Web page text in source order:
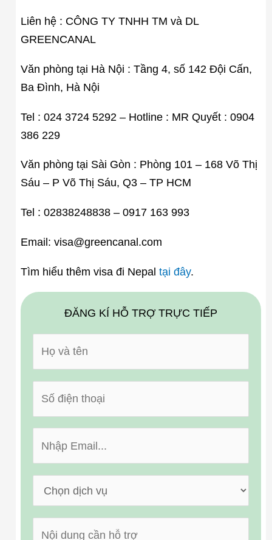
Liên hệ : CÔNG TY TNHH TM và DL
GREENCANAL
Văn phòng tại Hà Nội : Tầng 4, số 142 Đội Cấn,
Ba Đình, Hà Nội
Tel : 024 3724 5292 – Hotline : MR Quyết : 0904
386 229
Văn phòng tại Sài Gòn : Phòng 101 – 168 Võ Thị
Sáu – P Võ Thị Sáu, Q3 – TP HCM
Tel : 02838248838 – 0917 163 993
Email: visa@greencanal.com
Tìm hiểu thêm visa đi Nepal tại đây.
ĐĂNG KÍ HỖ TRỢ TRỰC TIẾP